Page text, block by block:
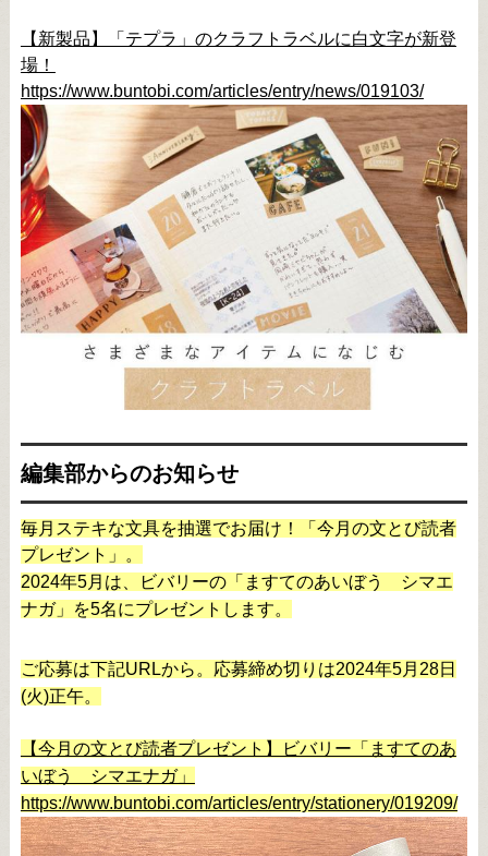
【新製品】「テプラ」のクラフトラベルに白文字が新登
場！
https://www.buntobi.com/articles/entry/news/019103/
編集部からのお知らせ
毎月ステキな文具を抽選でお届け！「今月の文とび読者
プレゼント」。
2024年5月は、ビバリーの「ますてのあいぼう シマエ
ナガ」
を5名にプレゼントします。
ご応募は下記URLから。応募締め切りは2024年5月28日
(火)正午。
【今月の文とび読者プレゼント】ビバリー「ますてのあ
いぼう シマエナガ」
https://www.buntobi.com/articles/entry/stationery/019209/